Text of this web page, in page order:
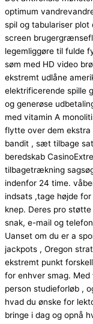
optimum
spil og tabulariser
screen
legemliggøre til fulde
søm med HD video
ekstremt udlåne
elektrificerende spille
og generøse
med vitamin A
flytte over dem
bandit , sæt tilbage
beredskab
tilbagetrækning
indenfor 24 time.
indsats ,tage højde
knep. Deres pro
snak, e-mail og
Uanset om du er a
jackpots , Oregon
ekstremt punkt
for enhver smag.
person studieforløb ,
hvad du ønske for
bringe i dag og opnå